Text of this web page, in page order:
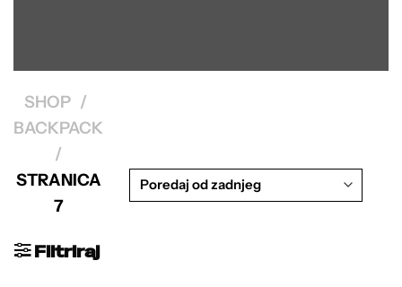
SHOP /
BACKPACK
/
STRANICA
7
Filtriraj